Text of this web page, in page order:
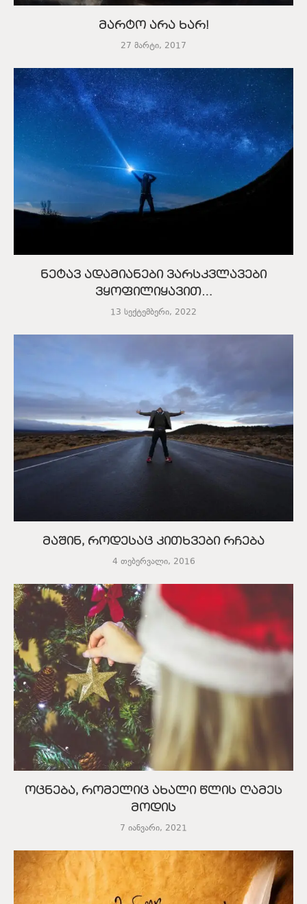
მარტო არა ხარ!
27 მარტი, 2017
ნეტავ ადამიანები ვარსკვლავები
ვყოფილიყავით…
13 სექტემბერი, 2022
მაშინ, როდესაც კითხვები რჩება
4 თებერვალი, 2016
ოცნება, რომელიც ახალი წლის ღამეს
მოდის
7 იანვარი, 2021